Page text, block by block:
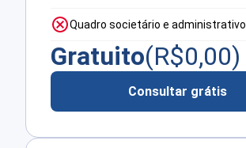
Quadro societário e administrativo
Gratuito(R$0,00)
Consultar grátis